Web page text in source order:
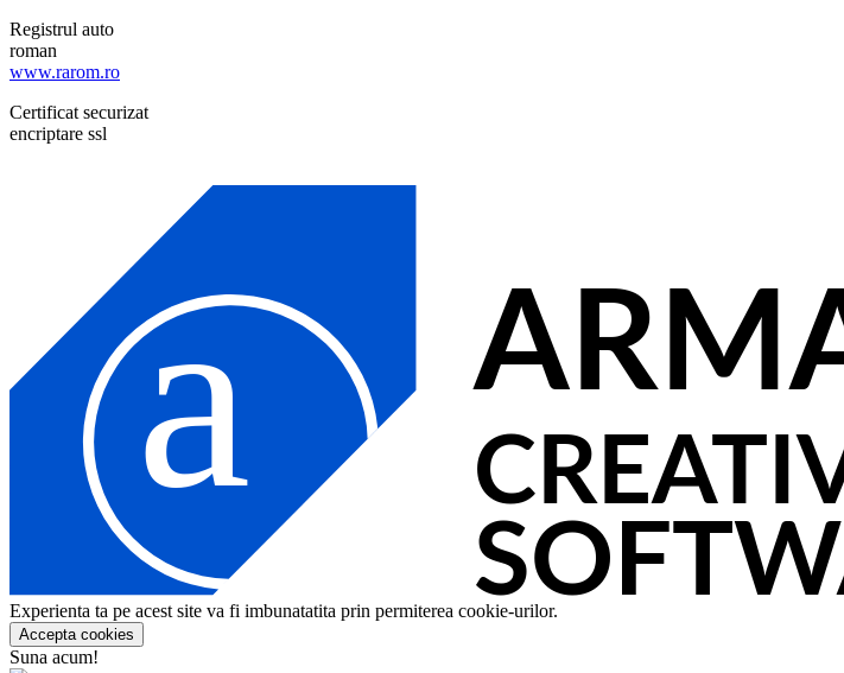
Registrul auto
roman
www.rarom.ro
Certificat securizat
encriptare ssl
a
Experienta ta pe acest site va fi imbunatatita prin permiterea cookie-urilor.
Accepta cookies
Suna acum!